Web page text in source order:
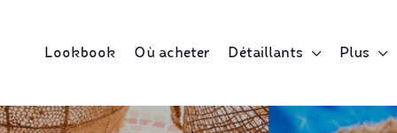
Lookbook Où acheter Détaillants Plus